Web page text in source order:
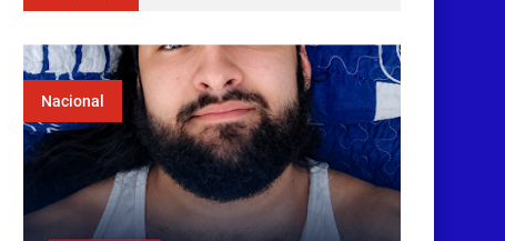
Nacional